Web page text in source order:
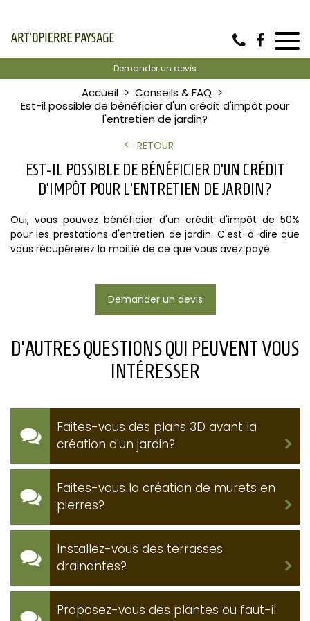
Demander un devis
Accueil
Conseils & FAQ
Est-il possible de bénéficier d'un crédit d'impôt pour
l'entretien de jardin?
RETOUR
EST-IL POSSIBLE DE BÉNÉFICIER D'UN CRÉDIT
D'IMPÔT POUR L'ENTRETIEN DE JARDIN?
Oui, vous pouvez bénéficier d'un crédit d'impôt de 50%
pour les prestations d'entretien de jardin. C'est-à-dire que
vous récupérerez la moitié de ce que vous avez payé.
Demander un devis
D'AUTRES QUESTIONS QUI PEUVENT VOUS
INTÉRESSER
Faites-vous des plans 3D avant la
création d'un jardin?
Faites-vous la création de murets en
pierres?
Installez-vous des terrasses
drainantes?
Proposez-vous des plantes ou faut-il